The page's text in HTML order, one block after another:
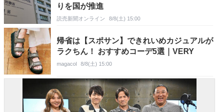
りを国が推進
読売新聞オンライン 8/8(土) 15:00
帰省は【スポサン】できれいめカジュアルが
ラクちん！ おすすめコーデ5選｜VERY
magacol 8/8(土) 15:00